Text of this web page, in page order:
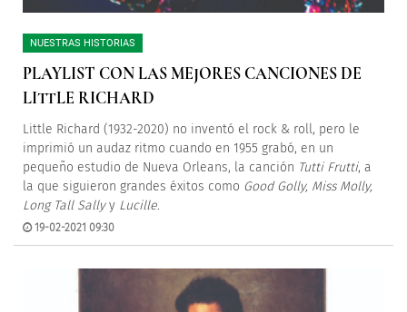
NUESTRAS HISTORIAS
PLAYLIST CON LAS MEJORES CANCIONES DE
LITTLE RICHARD
Little Richard (1932-2020) no inventó el rock & roll, pero le
imprimió un audaz ritmo cuando en 1955 grabó, en un
pequeño estudio de Nueva Orleans, la canción Tutti Frutti, a
la que siguieron grandes éxitos como Good Golly, Miss Molly,
Long Tall Sallyy Lucille.
19-02-2021 09:30